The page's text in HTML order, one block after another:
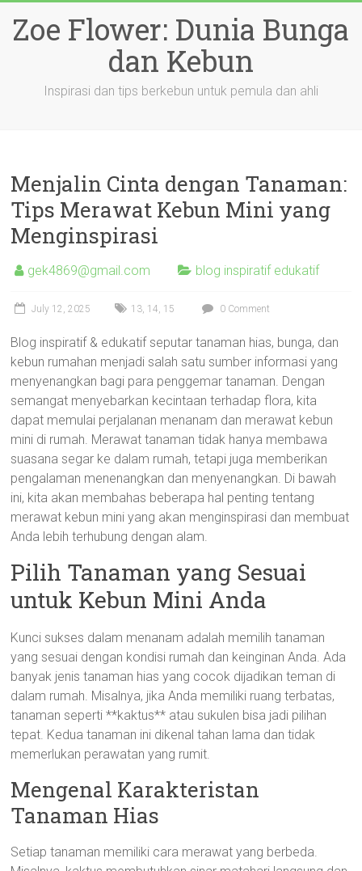
content
Zoe Flower: Dunia Bunga
dan Kebun
Inspirasi dan tips berkebun untuk pemula dan ahli
Menjalin Cinta dengan Tanaman:
Tips Merawat Kebun Mini yang
Menginspirasi
gek4869@gmail.com blog inspiratif edukatif
July 12, 2025 13, 14, 15 0 Comment
Blog inspiratif & edukatif seputar tanaman hias, bunga, dan
kebun rumahan menjadi salah satu sumber informasi yang
menyenangkan bagi para penggemar tanaman. Dengan
semangat menyebarkan kecintaan terhadap flora, kita
dapat memulai perjalanan menanam dan merawat kebun
mini di rumah. Merawat tanaman tidak hanya membawa
suasana segar ke dalam rumah, tetapi juga memberikan
pengalaman menenangkan dan menyenangkan. Di bawah
ini, kita akan membahas beberapa hal penting tentang
merawat kebun mini yang akan menginspirasi dan membuat
Anda lebih terhubung dengan alam.
Pilih Tanaman yang Sesuai
untuk Kebun Mini Anda
Kunci sukses dalam menanam adalah memilih tanaman
yang sesuai dengan kondisi rumah dan keinginan Anda. Ada
banyak jenis tanaman hias yang cocok dijadikan teman di
dalam rumah. Misalnya, jika Anda memiliki ruang terbatas,
tanaman seperti **kaktus** atau sukulen bisa jadi pilihan
tepat. Kedua tanaman ini dikenal tahan lama dan tidak
memerlukan perawatan yang rumit.
Mengenal Karakteristan
Tanaman Hias
Setiap tanaman memiliki cara merawat yang berbeda.